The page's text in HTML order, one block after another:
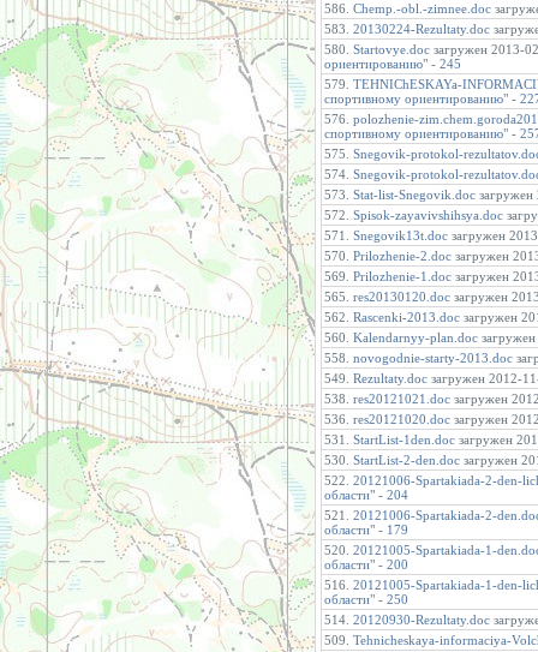
586. Chemp.-obl.-zimnee.doc
583. 20130224-Rezultaty.doc
580. Startovye.doc загружен 2013-
ориентированию" - 245
579. TEHNIChESKAYa-
спортивному ориентированию" -
576. polozhenie-
спортивному ориентированию" -
575. Snegovik-protokol-
574. Snegovik-protokol-
573. Stat-list-Snegovik.doc загружен
572. Spisok-zayavivshihsya.doc
571. Snegovik13t.doc загружен
570. Prilozhenie-2.doc загружен
569. Prilozhenie-1.doc загружен
565. res20130120.doc загружен
562. Rascenki-2013.doc загружен
560. Kalendarnyy-plan.doc
558. novogodnie-starty-2013.doc
549. Rezultaty.doc загружен 2012-
538. res20121021.doc загружен
536. res20121020.doc загружен
531. StartList-1den.doc загружен
530. StartList-2-den.doc загружен
522. 20121006-Spartakiada-2-den-
области" - 204
521. 20121006-Spartakiada-2-
области" - 179
520. 20121005-Spartakiada-1-
области" - 200
516. 20121005-Spartakiada-1-den-
области" - 250
514. 20120930-Rezultaty.doc
509. Tehnicheskaya-informaciya-